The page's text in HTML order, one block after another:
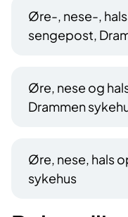
Øre-, nese-,
sengepost,
Øre, nese og
Drammen
Øre, nese, hals
sykehus